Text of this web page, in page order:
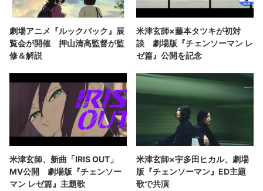
劇場アニメ『ルックバック』展
覧会が開催 押山清高監督が監
修＆解説
米津玄師×藤本タツキが初対
談 劇場版『チェンソーマン レ
ゼ篇』公開を記念
米津玄師、新曲「IRIS OUT」
MV公開 劇場版『チェンソー
マン レゼ篇』主題歌
米津玄師×宇多田ヒカル、劇場
版『チェンソーマン』ED主題
歌で共演